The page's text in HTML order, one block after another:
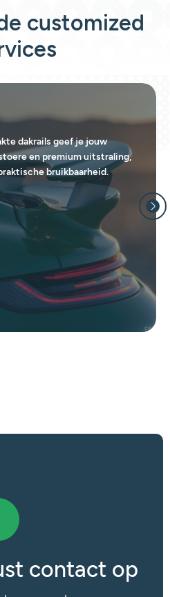
customized
dakrails geef je jouw
en premium uitstraling,
bruikbaarheid.
contact op